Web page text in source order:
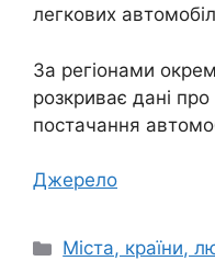
легкових
За регіонами
розкриває дані
постачання
Джерело
Категорії
Міста, країни,